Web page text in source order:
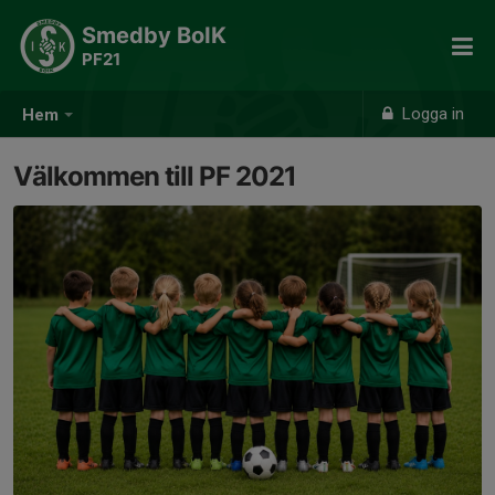
Hem Logga in
Smedby BoIK
PF21
Välkommen till PF 2021